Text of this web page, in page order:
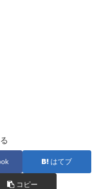
はてブ
コピー